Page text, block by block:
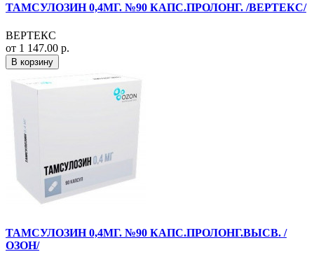
ТАМСУЛОЗИН 0,4МГ. №90 КАПС.ПРОЛОНГ. /ВЕРТЕКС/
ВЕРТЕКС
от 1 147.00 р.
В корзину
ТАМСУЛОЗИН 0,4МГ. №90 КАПС.ПРОЛОНГ.ВЫСВ. /
ОЗОН/